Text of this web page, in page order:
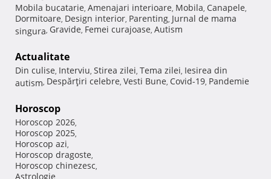
Mobila bucatarie, Amenajari interioare, Mobila, Canapele,
Dormitoare, Design interior, Parenting, Jurnal de mama
singura, Gravide, Femei curajoase, Autism
Actualitate
Din culise, Interviu, Stirea zilei, Tema zilei, Iesirea din
autism, Despărţiri celebre, Vesti Bune, Covid-19, Pandemie
Horoscop
Horoscop 2026,
Horoscop 2025,
Horoscop azi,
Horoscop dragoste,
Horoscop chinezesc,
Astrologie